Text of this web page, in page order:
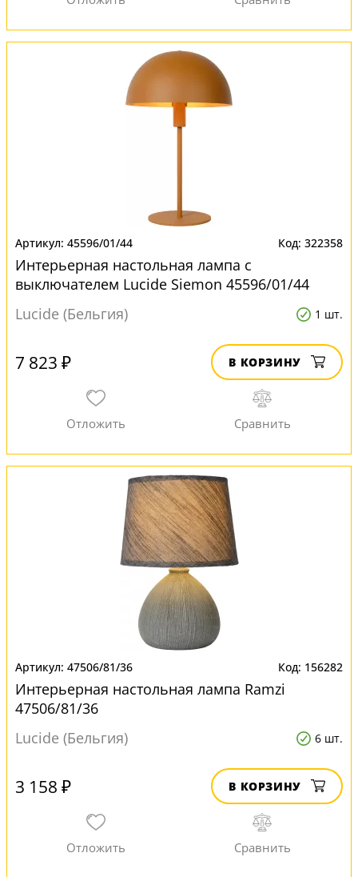
45596/01/44 322358
Интерьерная настольная лампа с
выключателем Lucide Siemon 45596/01/44
Lucide (Бельгия)
1 шт.
7 823 ₽ В КОРЗИНУ
47506/81/36 156282
Интерьерная настольная лампа Ramzi
47506/81/36
Lucide (Бельгия)
6 шт.
3 158 ₽ В КОРЗИНУ